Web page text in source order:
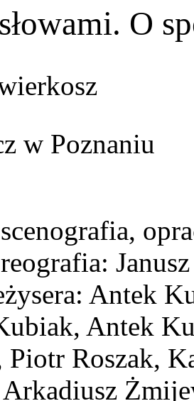
O
w Poznaniu
Antek
Antek
Piotr Roszak,
Arkadiusz